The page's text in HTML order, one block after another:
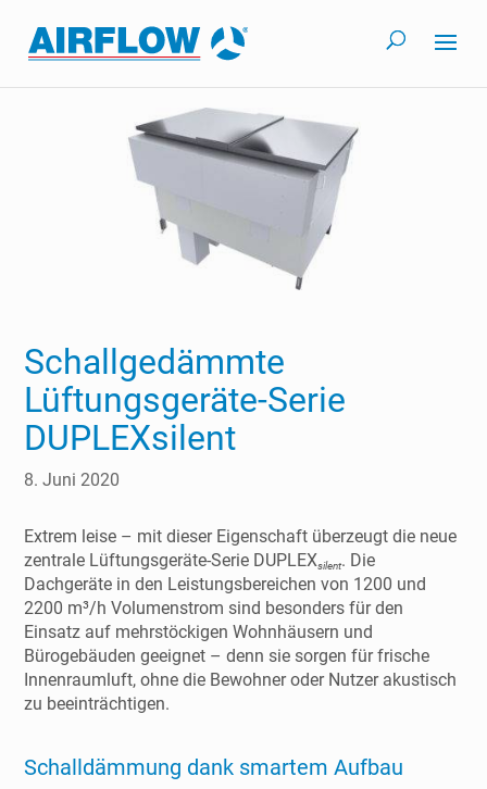
Schallgedämmte
Lüftungsgeräte-Serie
DUPLEXsilent
8. Juni 2020
Extrem leise – mit dieser Eigenschaft überzeugt die neue
zentrale Lüftungsgeräte-Serie DUPLEXsilent. Die
Dachgeräte in den Leistungsbereichen von 1200 und
2200 m³/h Volumenstrom sind besonders für den
Einsatz auf mehrstöckigen Wohnhäusern und
Bürogebäuden geeignet – denn sie sorgen für frische
Innenraumluft, ohne die Bewohner oder Nutzer akustisch
zu beeinträchtigen.
Schalldämmung dank smartem Aufbau